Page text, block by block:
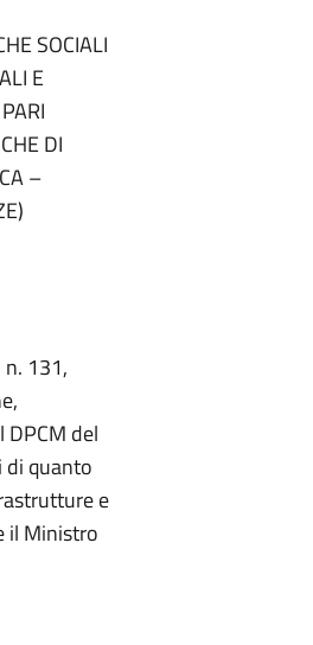
SOCIALI
E
DI
–
131,
del
di quanto
e
il Ministro